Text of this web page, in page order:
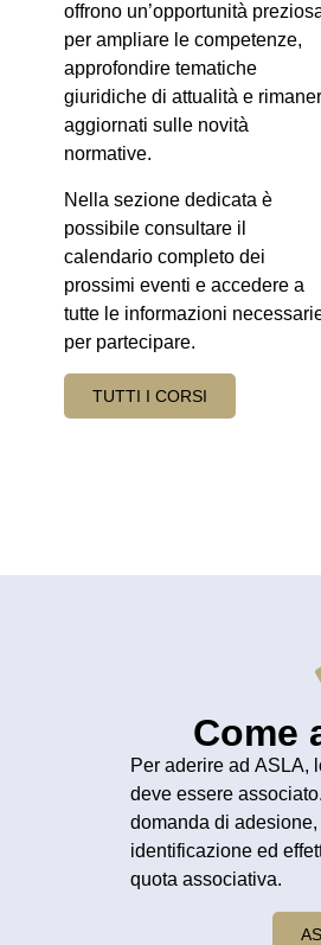
offrono un’opportunità
per ampliare le competenze,
approfondire tematiche
giuridiche di attualità e
aggiornati sulle novità
normative.
Nella sezione dedicata è
possibile consultare il
calendario completodei
prossimi eventi e accedere a
tutte le informazioni
per partecipare.
TUTTI I CORSI
Come
Per aderire ad ASLA,
deve essere
domanda di adesione
identificazione ed
quota associativa.